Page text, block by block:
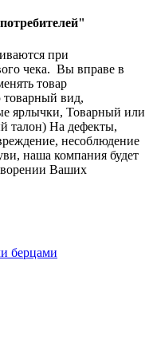
при
чека. Вы вправе в
товар
товарный вид,
ярлычки, Товарный или
талон) На дефекты,
несоблюдение
наша компания будет
Ваших
берцами